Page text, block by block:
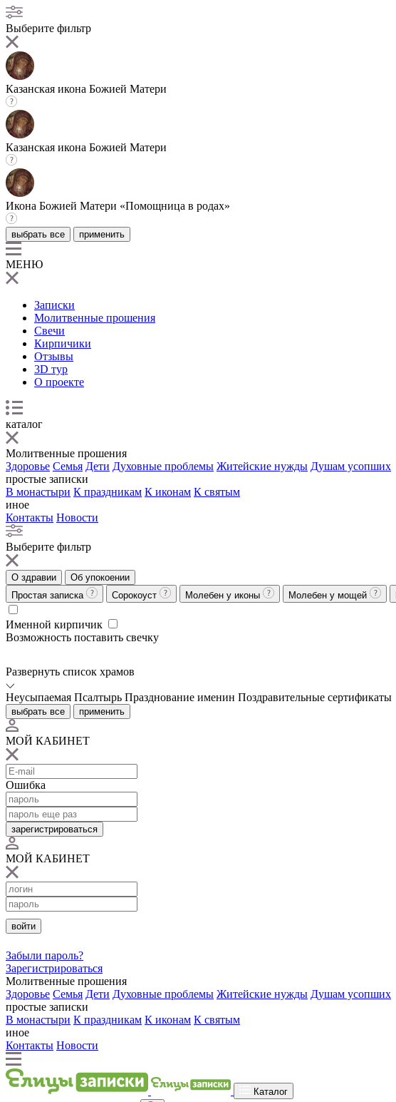
Выберите фильтр
Казанская икона Божией Матери
Казанская икона Божией Матери
Икона Божией Матери «Помощница в родах»
выбрать все применить
МЕНЮ
Записки
Молитвенные прошения
Свечи
Кирпичики
Отзывы
3D тур
О проекте
каталог
Молитвенные прошения
Здоровье Семья Дети Духовные проблемы Житейские нужды Душам усопших
простые записки
В монастыри К праздникам К иконам К святым
иное
Контакты Новости
Выберите фильтр
О здравии
Об упокоении
Простая записка
Сорокоуст Молебен у иконы Молебен у мощей
Именной кирпичик
Возможность поставить свечку
Развернуть список храмов
Неусыпаемая Псалтырь Празднование именин Поздравительные сертификаты
выбрать все применить
МОЙ КАБИНЕТ
Ошибка
зарегистрироваться
МОЙ КАБИНЕТ
войти
Забыли пароль?
Зарегистрироваться
Молитвенные прошения
Здоровье Семья Дети Духовные проблемы Житейские нужды Душам усопших
простые записки
В монастыри К праздникам К иконам К святым
иное
Контакты Новости
Каталог